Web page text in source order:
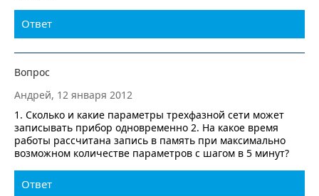
Ответ
Вопрос
Андрей, 12 января 2012
1. Сколько и какие параметры трехфазной сети может
записывать прибор одновременно 2. На какое время
работы рассчитана запись в память при максимально
возможном количестве параметров с шагом в 5 минут?
Ответ